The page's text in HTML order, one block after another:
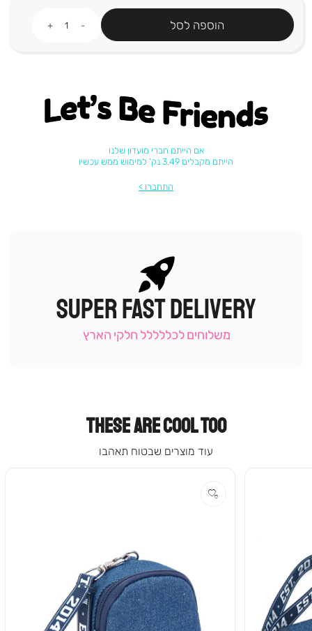
הוספה לסל
Let's be friends
אם הייתם חברי מועדון שלנו
הייתם מקבלים 3.49 נק' למימוש ממש עכשיו
התחברו
|
תומכי
-
SUPER FAST DELIVERY
משלוחים לכללללל חלקי הארץ
THESE ARE COOL TOO
עוד מוצרים שבטוח תאהבו